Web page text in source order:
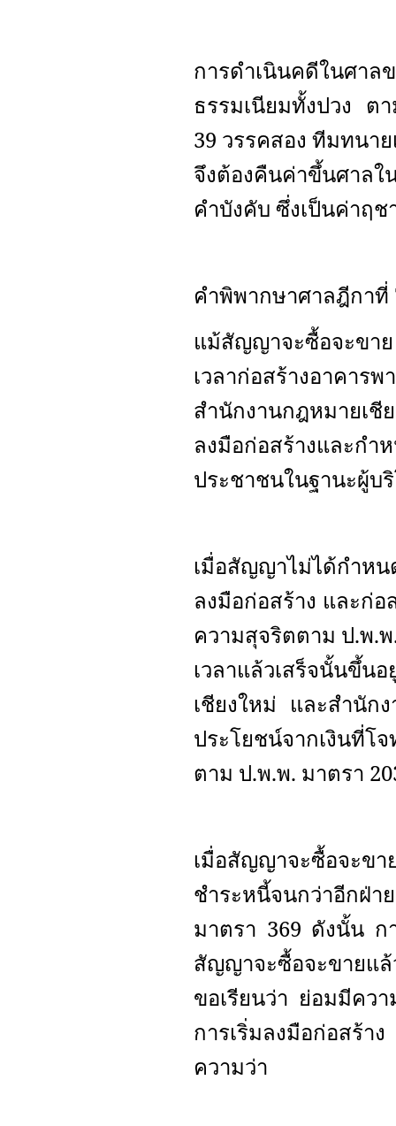
การดำเนินคดีในศาล
ธรรมเนียมทั้งปวง ต
39 วรรคสอง ทีมทนา
จึงต้องคืนค่าขึ้นศาล
คำบังคับ ซึ่งเป็นค่าฤ
คำพิพากษาศาลฎีก
แม้สัญญาจะซื้อจะขา
เวลาก่อสร้างอาค
สำนักงานกฎหมายเ
ลงมือก่อสร้างและกำ
ประชาชนในฐานะผู้บ
เมื่อสัญญาไม่ได้กำห
ลงมือก่อสร้าง และก่อ
ความสุจริตตาม ป.พ.
เวลาแล้วเสร็จนั้นขึ้
เชียงใหม่ และสำนักง
ประโยชน์จากเงินที่
ตาม ป.พ.พ. มาตรา
เมื่อสัญญาจะซื้อจะข
ชำระหนี้จนกว่าอีกฝ่
มาตรา 369 ดังนั้น ก
สัญญาจะซื้อจะขายแล้
ขอเรียนว่า ย่อมมีคว
การเริ่มลงมือก่อสร้า
ความว่า